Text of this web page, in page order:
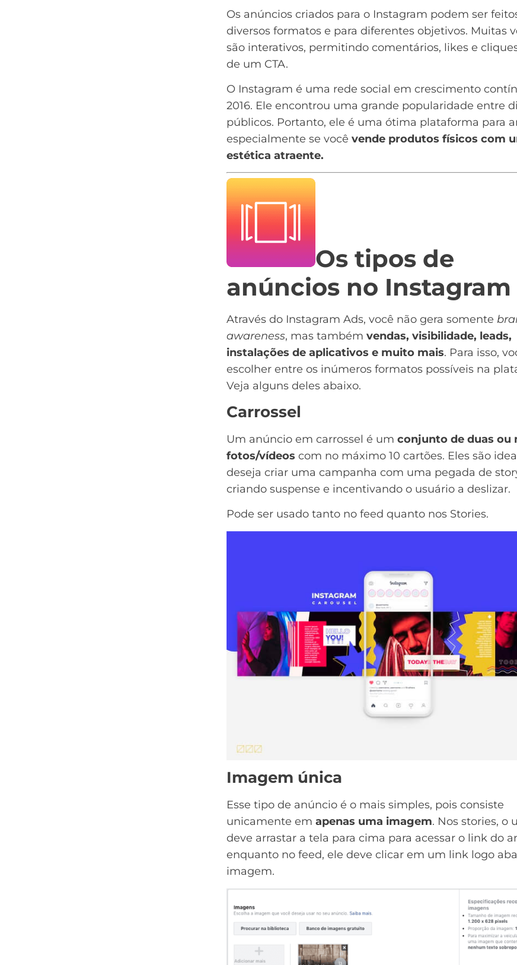
Os anúncios criados para o Instagram podem ser
diversos formatos e para diferentes objetivos. Muitas
são interativos, permitindo comentários, likes e
de um CTA.
O Instagram é uma rede social em crescimento
2016. Ele encontrou uma grande popularidade entre
públicos. Portanto, ele é uma ótima plataforma para
especialmente se você vende produtos físicos com
estética atraente.
Os tipos de
anúncios no Instagram
Através do Instagram Ads, você não gera somente
awareness, mas também vendas, visibilidade, leads,
instalações de aplicativos e muito mais. Para isso,
escolher entre os inúmeros formatos possíveis na
Veja alguns deles abaixo.
Carrossel
Um anúncio em carrossel é um conjunto de duas ou
fotos/vídeos com no máximo 10 cartões. Eles são
deseja criar uma campanha com uma pegada de
criando suspense e incentivando o usuário a deslizar.
Pode ser usado tanto no feed quanto nos Stories.
Imagem única
Esse tipo de anúncio é o mais simples, pois consiste
unicamente em apenas uma imagem. Nos stories, o
deve arrastar a tela para cima para acessar o link do
enquanto no feed, ele deve clicar em um link logo
imagem.